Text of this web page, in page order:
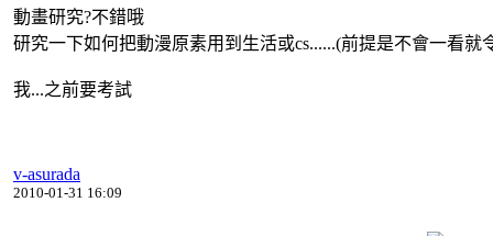
動畫研究?不錯哦
研究一下如何把動漫原素用到生活或cs......(前提是不會一看就
我...之前要考試
v-asurada
2010-01-31 16:09